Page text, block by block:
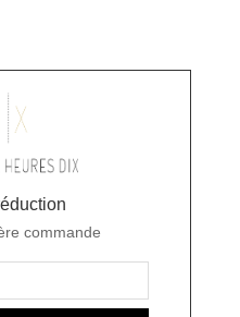
commande